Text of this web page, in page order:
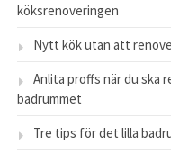
köksrenoveringen
Nytt kök utan att
Anlita proffs när du ska
badrummet
Tre tips för det lilla